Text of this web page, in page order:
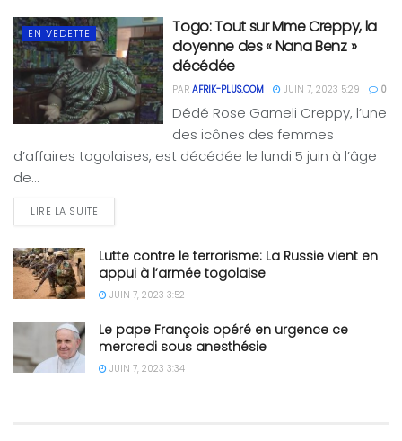
EN VEDETTE
Togo: Tout sur Mme Creppy, la
doyenne des « Nana Benz »
décédée
PAR AFRIK-PLUS.COM JUIN 7, 2023 5:29 0
Dédé Rose Gameli Creppy, l’une
des icônes des femmes
d’affaires togolaises, est décédée le lundi 5 juin à l’âge
de...
LIRE LA SUITE
Lutte contre le terrorisme: La Russie vient en
appui à l’armée togolaise
JUIN 7, 2023 3:52
Le pape François opéré en urgence ce
mercredi sous anesthésie
JUIN 7, 2023 3:34